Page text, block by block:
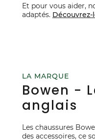
Et pour vous aider,
adaptés. Découvrez-
LA MARQUE
Bowen -
anglais
Les chaussures
des accessoires, ce